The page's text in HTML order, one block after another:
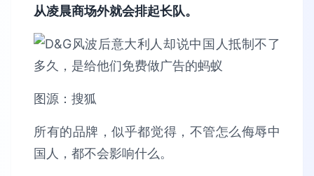
从凌晨商场外就会排起长队。
图源：搜狐
所有的品牌，似乎都觉得，不管怎么侮辱中
国人，都不会影响什么。